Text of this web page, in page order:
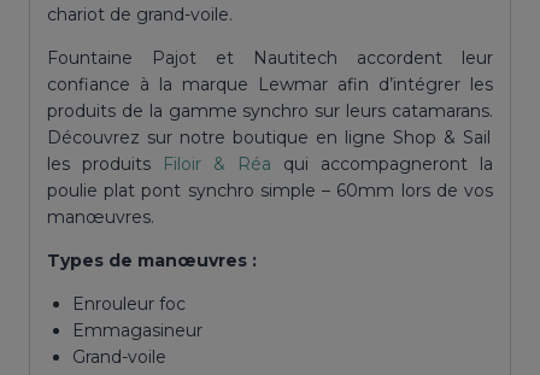
chariot de grand-voile.
Fountaine
Pajot et Nautitech accordent leur
confiance à la marque
Lewmar afin d’intégrer les
produits de la gamme synchro sur leurs catamarans.
Découvrez sur notre boutique en ligne Shop & Sail
les produits
Filoir & Réa qui accompagneront la
poulie plat pont synchro simple – 60mm lors de vos
manœuvres.
Types de manœuvres :
Enrouleur foc
Emmagasineur
Grand-voile